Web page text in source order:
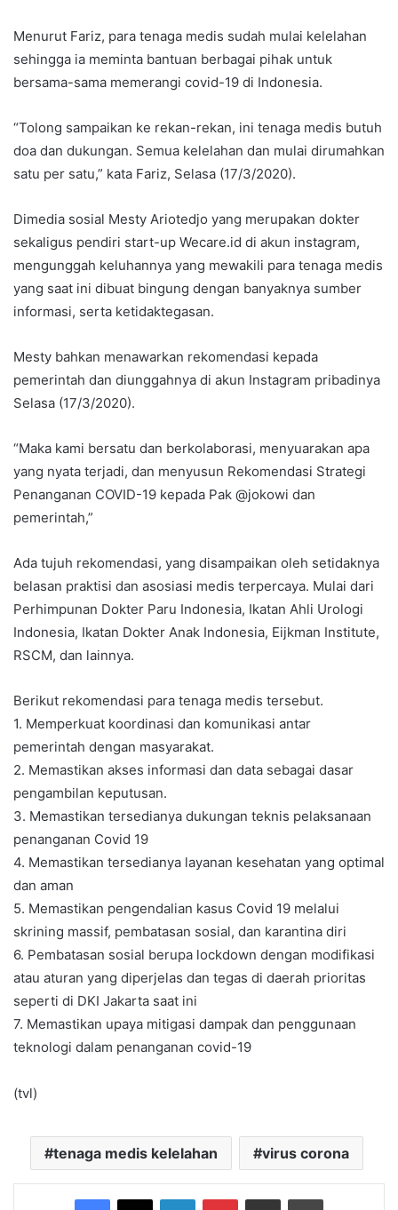
Menurut Fariz, para tenaga medis sudah mulai kelelahan
sehingga ia meminta bantuan berbagai pihak untuk
bersama-sama memerangi covid-19 di Indonesia.
“Tolong sampaikan ke rekan-rekan, ini tenaga medis butuh
doa dan dukungan. Semua kelelahan dan mulai dirumahkan
satu per satu,” kata Fariz, Selasa (17/3/2020).
Dimedia sosial Mesty Ariotedjo yang merupakan dokter
sekaligus pendiri start-up Wecare.id di akun instagram,
mengunggah keluhannya yang mewakili para tenaga medis
yang saat ini dibuat bingung dengan banyaknya sumber
informasi, serta ketidaktegasan.
Mesty bahkan menawarkan rekomendasi kepada
pemerintah dan diunggahnya di akun Instagram pribadinya
Selasa (17/3/2020).
“Maka kami bersatu dan berkolaborasi, menyuarakan apa
yang nyata terjadi, dan menyusun Rekomendasi Strategi
Penanganan COVID-19 kepada Pak @jokowi dan
pemerintah,”
Ada tujuh rekomendasi, yang disampaikan oleh setidaknya
belasan praktisi dan asosiasi medis terpercaya. Mulai dari
Perhimpunan Dokter Paru Indonesia, Ikatan Ahli Urologi
Indonesia, Ikatan Dokter Anak Indonesia, Eijkman Institute,
RSCM, dan lainnya.
Berikut rekomendasi para tenaga medis tersebut.
1. Memperkuat koordinasi dan komunikasi antar
pemerintah dengan masyarakat.
2. Memastikan akses informasi dan data sebagai dasar
pengambilan keputusan.
3. Memastikan tersedianya dukungan teknis pelaksanaan
penanganan Covid 19
4. Memastikan tersedianya layanan kesehatan yang optimal
dan aman
5. Memastikan pengendalian kasus Covid 19 melalui
skrining massif, pembatasan sosial, dan karantina diri
6. Pembatasan sosial berupa lockdown dengan modifikasi
atau aturan yang diperjelas dan tegas di daerah prioritas
seperti di DKI Jakarta saat ini
7. Memastikan upaya mitigasi dampak dan penggunaan
teknologi dalam penanganan covid-19
(tvl)
tenaga medis kelelahan virus corona
Facebook
X LinkedInPinterestShare via Email Print